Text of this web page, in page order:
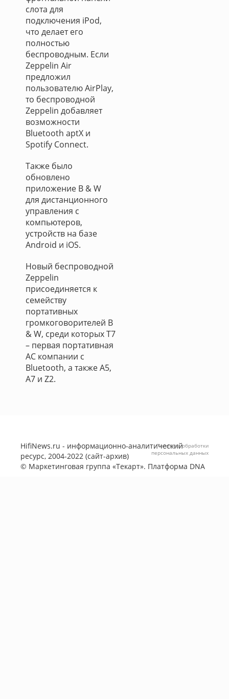
слота для
подключения iPod,
что делает его
полностью
беспроводным. Если
Zeppelin Air
предложил
пользователю AirPlay,
то беспроводной
Zeppelin добавляет
возможности
Bluetooth aptX и
Spotify Connect.
Также было
обновлено
приложение B & W
для дистанционного
управления с
компьютеров,
устройств на базе
Android и iOS.
Новый беспроводной
Zeppelin
присоединяется к
семейству
портативных
громкоговорителей B
& W, среди которых T7
– первая портативная
АС компании с
Bluetooth, а также A5,
A7 и Z2.
HifiNews.ru - информационно-аналитический
ресурс, 2004-2022 (сайт-архив)
© Маркетинговая группа «Текарт». Платформа DNA
Политика обработки
персональных данных